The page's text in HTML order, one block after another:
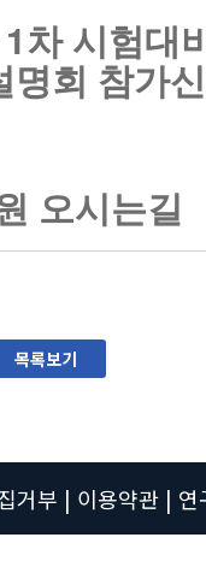
시험대
회 참가
오시는길
목록보기
거부 | 이용약관 | 연